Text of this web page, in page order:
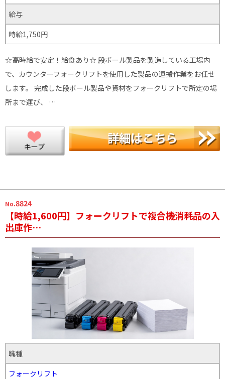
給与
時給1,750円
☆高時給で安定！給食あり☆ 段ボール製品を製造している工場内
で、カウンターフォークリフトを使用した製品の運搬作業をお任せ
します。 完成した段ボール製品や資材をフォークリフトで所定の場
所まで運び、 …
No.8824
【時給1,600円】フォークリフトで複合機消耗品の入
出庫作…
職種
フォークリフト